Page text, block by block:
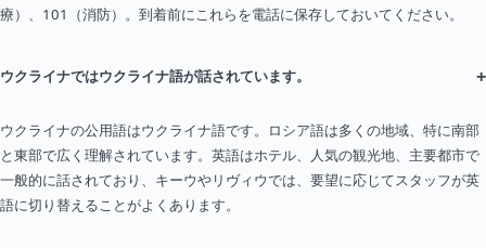
療）、101（消防）。到着前にこれらを電話に保存しておいてください。
ウクライナではウクライナ語が話されています。 +
ウクライナの公用語はウクライナ語です。ロシア語は多くの地域、特に南部
と東部で広く理解されています。英語はホテル、人気の観光地、主要都市で
一般的に話されており、キーウやリヴィウでは、要望に応じてスタッフが英
語に切り替えることがよくあります。